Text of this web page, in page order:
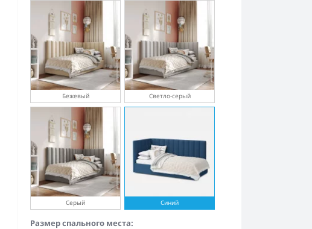
Бежевый Светло-серый
Серый Синий
Размер спального места: